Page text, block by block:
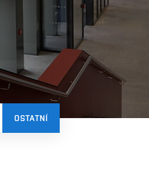
OSTATNÍ